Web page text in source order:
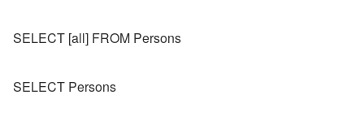
SELECT [all] FROM Persons
SELECT Persons